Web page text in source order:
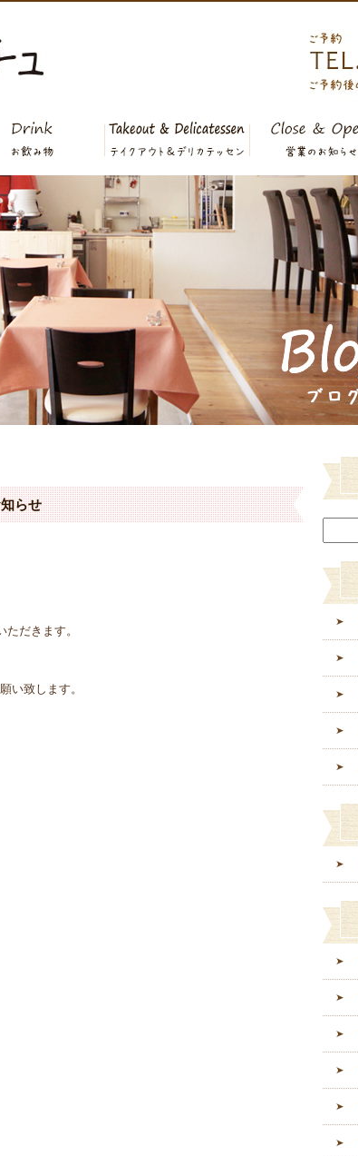
らせ
だきます。
い致します。